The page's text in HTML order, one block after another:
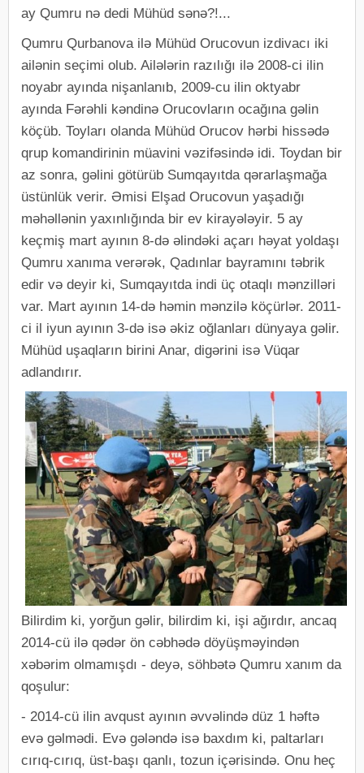
ay Qumru nə dedi Mühüd sənə?!...
Qumru Qurbanova ilə Mühüd Orucovun izdivacı iki
ailənin seçimi olub. Ailələrin razılığı ilə 2008-ci ilin
noyabr ayında nişanlanıb, 2009-cu ilin oktyabr
ayında Fərəhli kəndinə Orucovların ocağına gəlin
köçüb. Toyları olanda Mühüd Orucov hərbi hissədə
qrup komandirinin müavini vəzifəsində idi. Toydan bir
az sonra, gəlini götürüb Sumqayıtda qərarlaşmağa
üstünlük verir. Əmisi Elşad Orucovun yaşadığı
məhəllənin yaxınlığında bir ev kirayələyir. 5 ay
keçmiş mart ayının 8-də əlindəki açarı həyat yoldaşı
Qumru xanıma verərək, Qadınlar bayramını təbrik
edir və deyir ki, Sumqayıtda indi üç otaqlı mənzilləri
var. Mart ayının 14-də həmin mənzilə köçürlər. 2011-
ci il iyun ayının 3-də isə əkiz oğlanları dünyaya gəlir.
Mühüd uşaqların birini Anar, digərini isə Vüqar
adlandırır.
Bilirdim ki, yorğun gəlir, bilirdim ki, işi ağırdır, ancaq
2014-cü ilə qədər ön cəbhədə döyüşməyindən
xəbərim olmamışdı - deyə, söhbətə Qumru xanım da
qoşulur:
- 2014-cü ilin avqust ayının əvvəlində düz 1 həftə
evə gəlmədi. Evə gələndə isə baxdım ki, paltarları
cırıq-cırıq, üst-başı qanlı, tozun içərisində. Onu heç